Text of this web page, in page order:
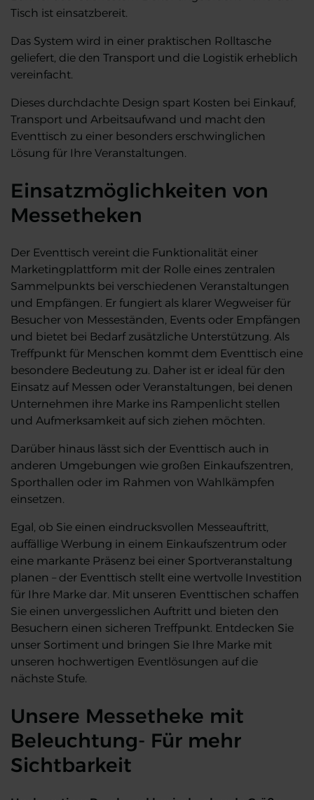
Tisch ist einsatzbereit.
Das System wird in einer praktischen Rolltasche
geliefert, die den Transport und die Logistik erheblich
vereinfacht.
Dieses durchdachte Design spart Kosten bei Einkauf,
Transport und Arbeitsaufwand und macht den
Eventtisch zu einer besonders erschwinglichen
Lösung für Ihre Veranstaltungen.
Einsatzmöglichkeiten von
Messetheken
Der Eventtisch vereint die Funktionalität einer
Marketingplattform mit der Rolle eines zentralen
Sammelpunkts bei verschiedenen Veranstaltungen
und Empfängen. Er fungiert als klarer Wegweiser für
Besucher von Messeständen, Events oder Empfängen
und bietet bei Bedarf zusätzliche Unterstützung. Als
Treffpunkt für Menschen kommt dem Eventtisch eine
besondere Bedeutung zu. Daher ist er ideal für den
Einsatz auf Messen oder Veranstaltungen, bei denen
Unternehmen ihre Marke ins Rampenlicht stellen
und Aufmerksamkeit auf sich ziehen möchten.
Darüber hinaus lässt sich der Eventtisch auch in
anderen Umgebungen wie großen Einkaufszentren,
Sporthallen oder im Rahmen von Wahlkämpfen
einsetzen.
Egal, ob Sie einen eindrucksvollen Messeauftritt,
auffällige Werbung in einem Einkaufszentrum oder
eine markante Präsenz bei einer Sportveranstaltung
planen – der Eventtisch stellt eine wertvolle Investition
für Ihre Marke dar. Mit unseren Eventtischen schaffen
Sie einen unvergesslichen Auftritt und bieten den
Besuchern einen sicheren Treffpunkt. Entdecken Sie
unser Sortiment und bringen Sie Ihre Marke mit
unseren hochwertigen Eventlösungen auf die
nächste Stufe.
Unsere Messetheke mit
Beleuchtung- Für mehr
Sichtbarkeit